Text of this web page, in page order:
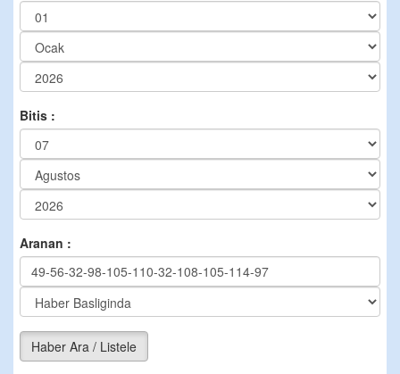
Bitis :
Aranan :
Haber Ara / Listele